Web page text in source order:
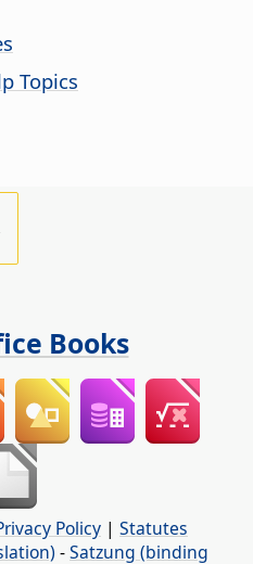
Topics
Books
Policy | Statutes
-Satzung (binding